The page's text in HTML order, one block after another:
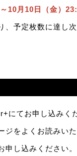
10月10日（金）
、予定枚数に達し
にてお申し込みく
ジをよくお読みい
申し込みください。